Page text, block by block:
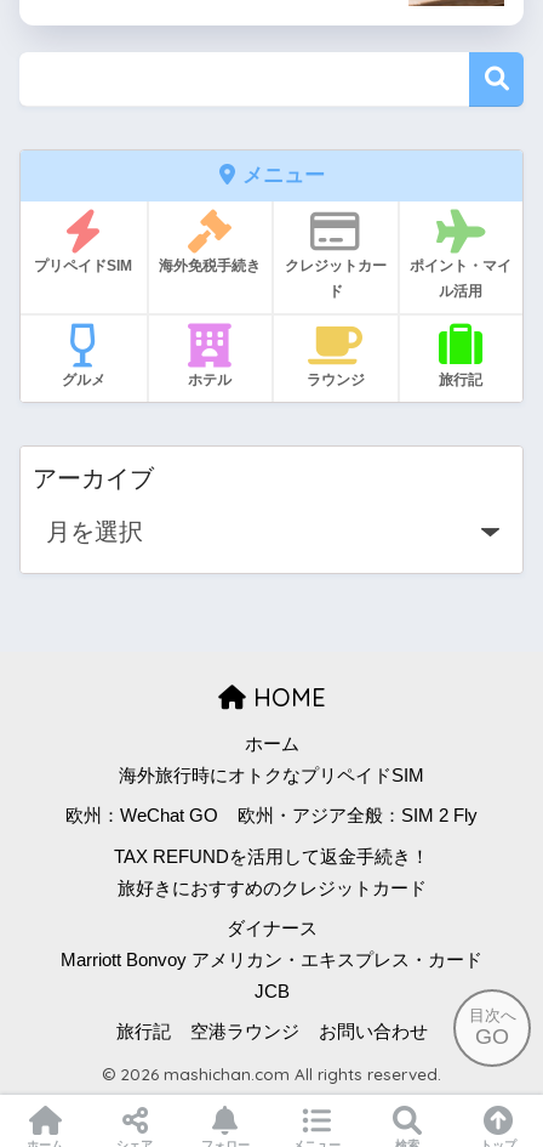
目次へ
GO
メニュー
プリペイドSIM 海外免税手続き
クレジットカー
ド
ポイント・マイ
ル活用
グルメ ホテル ラウンジ 旅行記
アーカイブ
HOME
ホーム
海外旅行時にオトクなプリペイドSIM
欧州：WeChat GO 欧州・アジア全般：SIM 2 Fly
TAX REFUNDを活用して返金手続き！
旅好きにおすすめのクレジットカード
ダイナース
Marriott Bonvoy アメリカン・エキスプレス・カード
JCB
旅行記 空港ラウンジ お問い合わせ
© 2026 mashichan.com All rights reserved.